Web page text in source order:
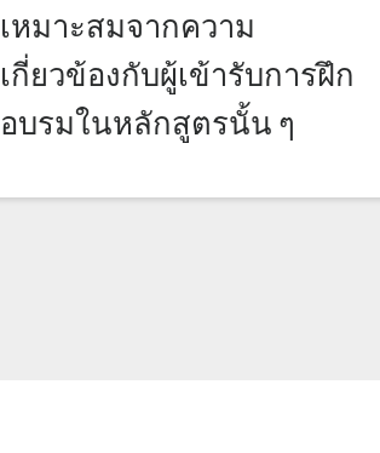
เหมาะสมจากความ
เกี่ยวข้องกับผู้เข้ารับการฝึก
อบรมในหลักสูตรนั้น ๆ